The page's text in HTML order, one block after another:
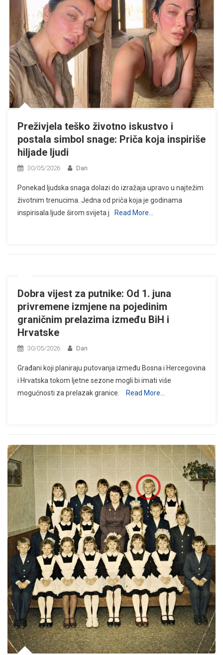
Preživjela teško životno iskustvo i
postala simbol snage: Priča koja inspiriše
hiljade ljudi
30/05/2026 Dan
Ponekad ljudska snaga dolazi do izražaja upravo u najtežim
životnim trenucima. Jedna od priča koja je godinama
inspirisala ljude širom svijeta j
Read More…
Dobra vijest za putnike: Od 1. juna
privremene izmjene na pojedinim
graničnim prelazima između BiH i
Hrvatske
30/05/2026 Dan
Građani koji planiraju putovanja između Bosna i Hercegovina
i Hrvatska tokom ljetne sezone mogli bi imati više
mogućnosti za prelazak granice.
Read More…